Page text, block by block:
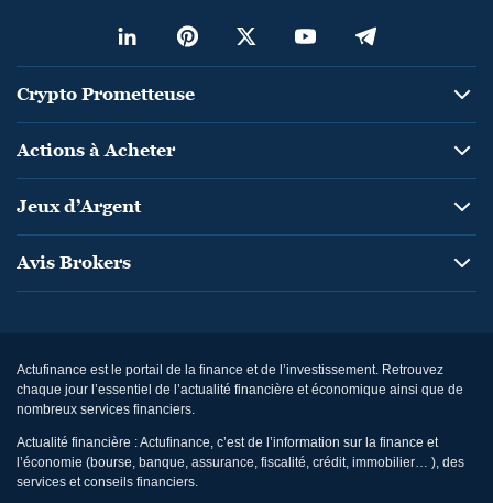
Crypto Prometteuse
Actions à Acheter
Jeux d’Argent
Avis Brokers
Actufinance est le portail de la finance et de l’investissement. Retrouvez
chaque jour l’essentiel de l’actualité financière et économique ainsi que de
nombreux services financiers.
Actualité financière : Actufinance, c’est de l’information sur la finance et
l’économie (bourse, banque, assurance, fiscalité, crédit, immobilier… ), des
services et conseils financiers.